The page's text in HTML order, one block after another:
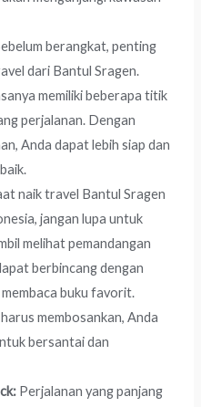
berangkat, penting
dari Bantul Sragen.
memiliki beberapa titik
perjalanan. Dengan
Anda dapat lebih siap dan
naik travel Bantul Sragen
jangan lupa untuk
melihat pemandangan
berbincang dengan
buku favorit.
membosankan, Anda
bersantai dan
Perjalanan yang panjang